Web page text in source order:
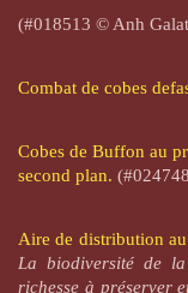
(#018513 © Anh
Combat de cobes
Cobes de Buffon au
second plan. (#024748
Aire de distribution
La biodiversité de
richesse à préserver